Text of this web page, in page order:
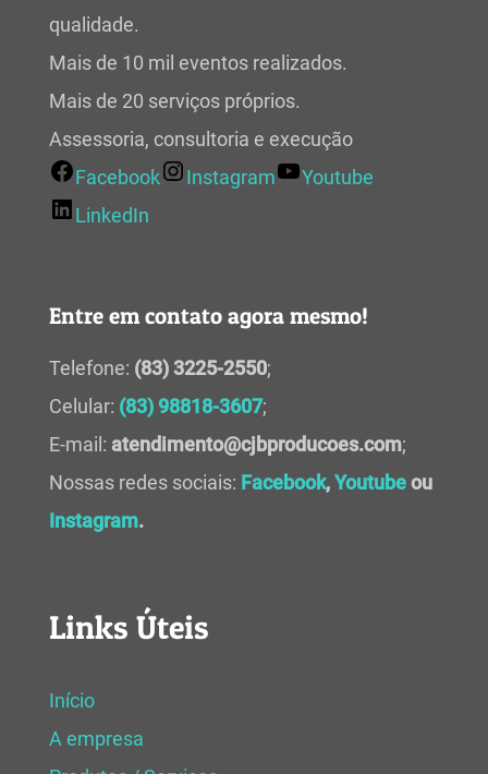
qualidade.
Mais de 10 mil eventos realizados.
Mais de 20 serviços próprios.
Assessoria, consultoria e execução
Facebook
Instagram
Youtube
LinkedIn
Entre em contato agora mesmo!
Telefone: (83) 3225-2550;
Celular: (83) 98818-3607;
E-mail: atendimento@cjbproducoes.com;
Nossas redes sociais: Facebook,Youtubeou
Instagram.
Links Úteis
Início
A empresa